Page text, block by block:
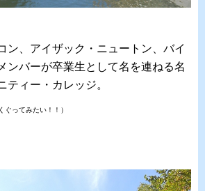
ン、アイザック・ニュートン、バイ
ンバーが卒業生として名を連ねる名
ティー・カレッジ。
ぐってみたい！！）